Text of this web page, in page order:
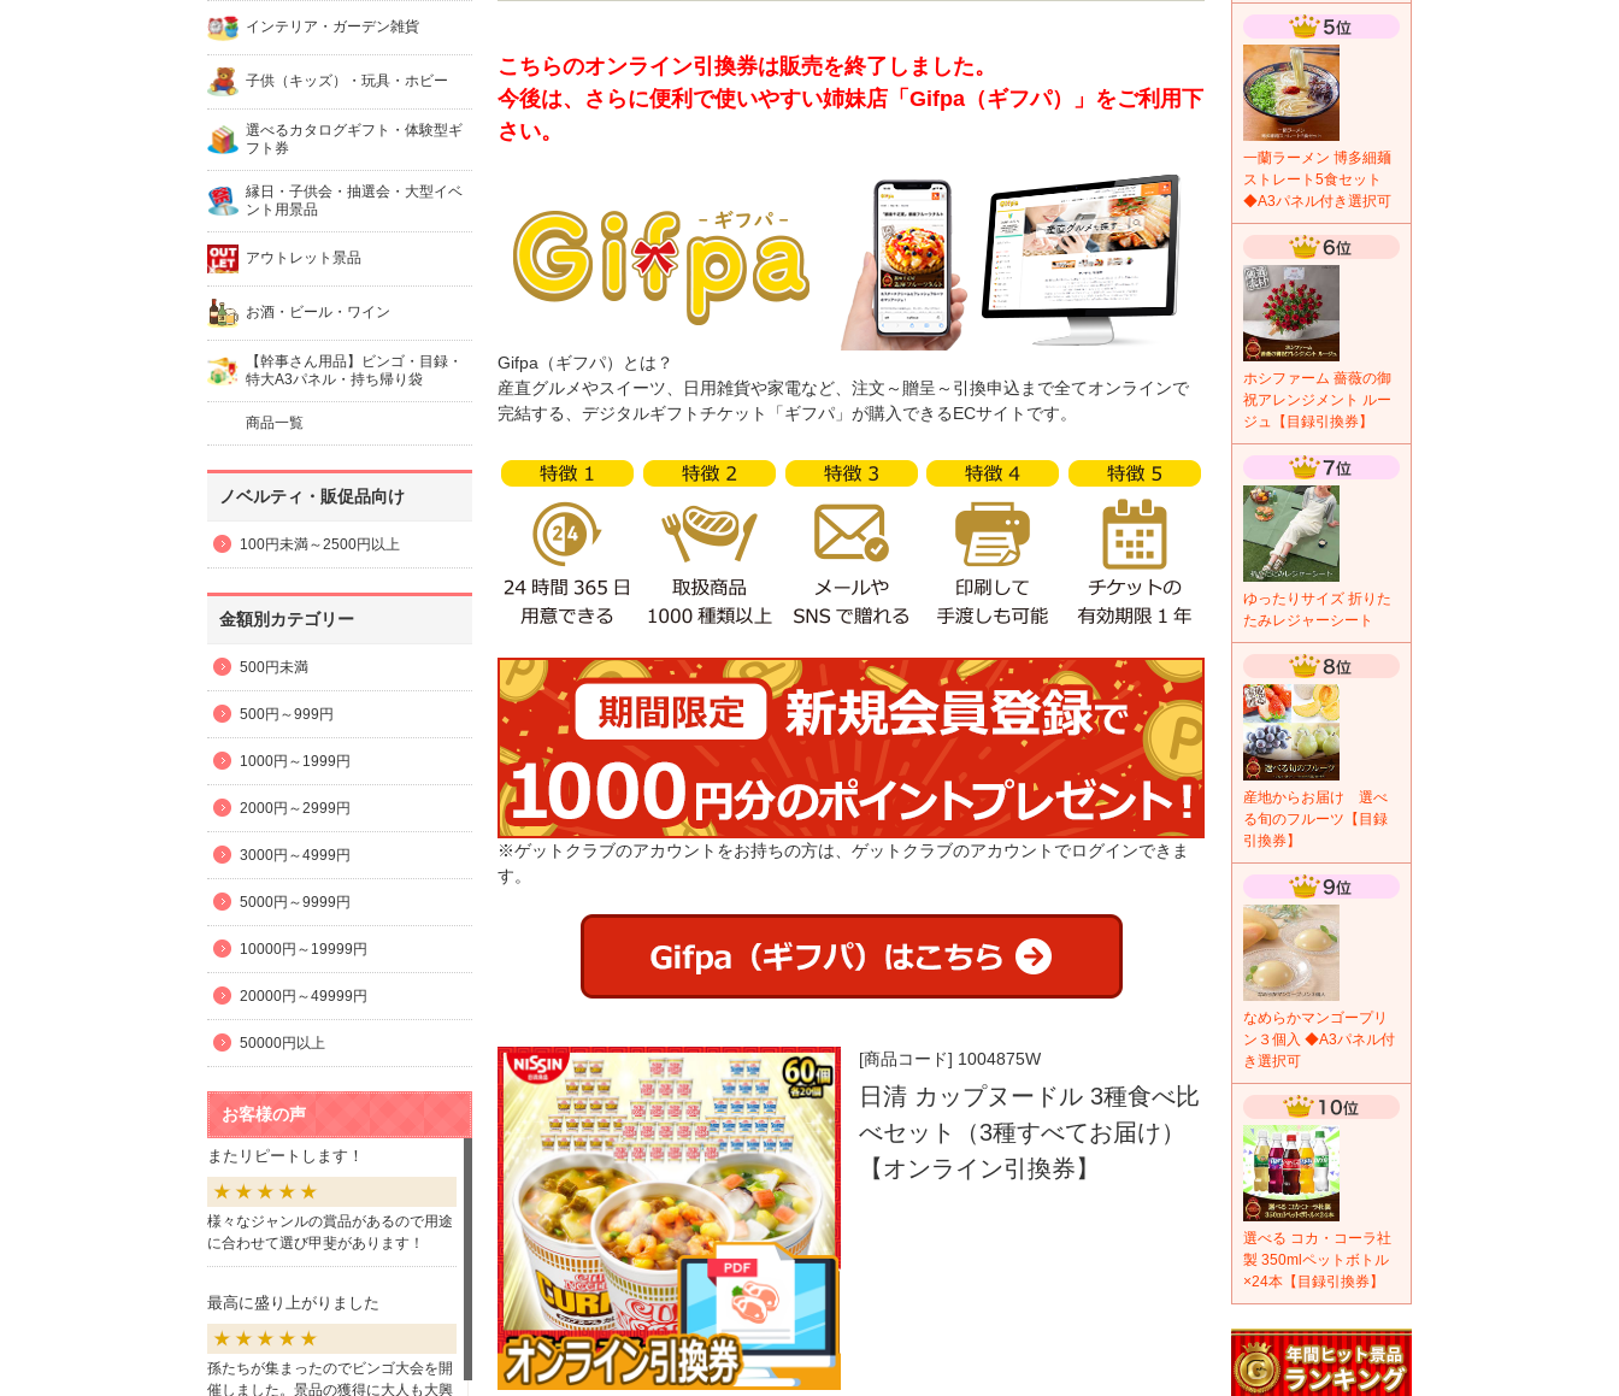
インテリア・ガーデン雑貨
子供（キッズ）・玩具・ホビー
選べるカタログギフト・体験型ギ
フト券
縁日・子供会・抽選会・大型イベ
ント用景品
アウトレット景品
お酒・ビール・ワイン
【幹事さん用品】ビンゴ・目録・
特大A3パネル・持ち帰り袋
商品一覧
ノベルティ・販促品向け
100円未満～2500円以上
金額別カテゴリー
500円未満
500円～999円
1000円～1999円
2000円～2999円
3000円～4999円
5000円～9999円
10000円～19999円
20000円～49999円
50000円以上
お客様の声
またリピートします！
様々なジャンルの賞品があるので用途
に合わせて選び甲斐があります！
最高に盛り上がりました
孫たちが集まったのでビンゴ大会を開
催しました。景品の獲得に大人も大興
こちらのオンライン引換券は販売を終了しました。
今後は、さらに便利で使いやすい姉妹店「Gifpa（ギフパ）」をご利用下
さい。
Gifpa（ギフパ）とは？
産直グルメやスイーツ、日用雑貨や家電など、注文～贈呈～引換申込まで全てオンラインで
完結する、デジタルギフトチケット「ギフパ」が購入できるECサイトです。
※ゲットクラブのアカウントをお持ちの方は、ゲットクラブのアカウントでログインできま
す。
[商品コード] 1004875W
日清 カップヌードル 3種食べ比
べセット（3種すべてお届け）
【オンライン引換券】
一蘭ラーメン 博多細麺
ストレート5食セット
◆A3パネル付き選択可
ホシファーム 薔薇の御
祝アレンジメント ルー
ジュ【目録引換券】
ゆったりサイズ 折りた
たみレジャーシート
産地からお届け 選べ
る旬のフルーツ【目録
引換券】
なめらかマンゴープリ
ン３個入 ◆A3パネル付
き選択可
選べる コカ・コーラ社
製 350mlペットボトル
×24本【目録引換券】